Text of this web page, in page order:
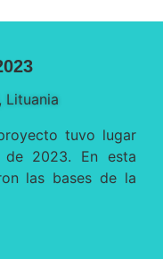
Lituania
tuvo lugar
2023. En esta
las bases de la